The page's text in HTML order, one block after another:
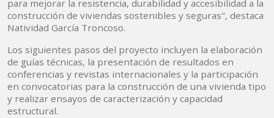
para mejorar la resistencia, durabilidad y accesibilidad a la
construcción de viviendas sostenibles y seguras", destaca
Natividad García Troncoso.
Los siguientes pasos del proyecto incluyen la elaboración
de guías técnicas, la presentación de resultados en
conferencias y revistas internacionales y la participación
en convocatorias para la construcción de una vivienda tipo
y realizar ensayos de caracterización y capacidad
estructural.